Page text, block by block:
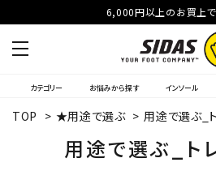
6,000円以上のお買上
カテゴリー お悩みから探す インソール
TOP > ★用途で選ぶ > 用途で選ぶ_
用途で選ぶ_ト